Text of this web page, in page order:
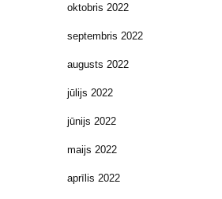
oktobris 2022
septembris 2022
augusts 2022
jūlijs 2022
jūnijs 2022
maijs 2022
aprīlis 2022